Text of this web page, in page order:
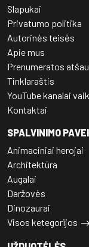
Slapukai
Privatumo politika
Autorinės teisės
Apie mus
Prenumeratos
Tinklaraštis
YouTube kanalai
Kontaktai
SPALVINIMO
Animaciniai herojai
Architektūra
Augalai
Daržovės
Dinozaurai
Visos ketegorijos